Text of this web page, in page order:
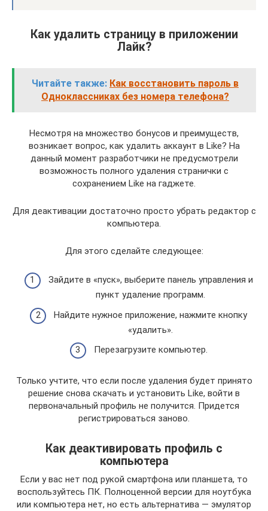
Как удалить страницу в приложении
Лайк?
Читайте также: Как восстановить пароль в
Одноклассниках без номера телефона?
Несмотря на множество бонусов и преимуществ,
возникает вопрос, как удалить аккаунт в Like? На
данный момент разработчики не предусмотрели
возможность полного удаления странички с
сохранением Like на гаджете.
Для деактивации достаточно просто убрать редактор с
компьютера.
Для этого сделайте следующее:
Зайдите в «пуск», выберите панель управления и
пункт удаление программ.
Найдите нужное приложение, нажмите кнопку
«удалить».
Перезагрузите компьютер.
Только учтите, что если после удаления будет принято
решение снова скачать и установить Like, войти в
первоначальный профиль не получится. Придется
регистрироваться заново.
Как деактивировать профиль с
компьютера
Если у вас нет под рукой смартфона или планшета, то
воспользуйтесь ПК. Полноценной версии для ноутбука
или компьютера нет, но есть альтернатива — эмулятор